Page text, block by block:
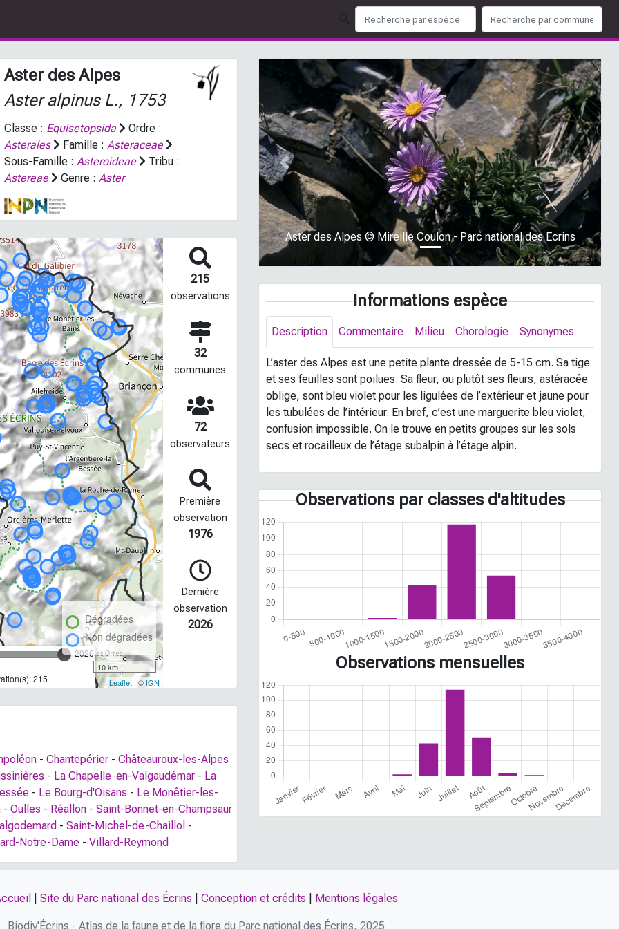
Aster des Alpes
Aster alpinusL., 1753
Classe : Equisetopsida
Ordre :
Asterales
Famille : Asteraceae
Sous-Famille : Asteroideae
Tribu :
Astereae
Genre : Aster
2026
215
Dégradées
Non dégradées
10 km
Leaflet| © IGN
215
observations
32
communes
72
observateurs
Première
observation
1976
Dernière
observation
2026
- Chantepérier - Châteauroux-les-Alpes
- La Chapelle-en-Valgaudémar - La
- Le Bourg-d'Oisans - Le Monêtier-les-
- Oulles - Réallon - Saint-Bonnet-en-Champsaur
- Saint-Michel-de-Chaillol -
Notre-Dame - Villard-Reymond
Aster des Alpes © Mireille Coulon - Parc national des Ecrins
Previous Next
Informations espèce
Description Commentaire Milieu Chorologie Synonymes
L’aster des Alpes est une petite plante dressée de 5-15 cm. Sa tige
et ses feuilles sont poilues. Sa fleur, ou plutôt ses fleurs, astéracée
oblige, sont bleu violet pour les ligulées de l’extérieur et jaune pour
les tubulées de l’intérieur. En bref, c’est une marguerite bleu violet,
confusion impossible. On le trouve en petits groupes sur les sols
secs et rocailleux de l’étage subalpin à l’étage alpin.
Observations par classes d'altitudes
Observations mensuelles
Site du Parc national des Écrins Conception et crédits Mentions légales
Biodiv'Écrins - Atlas de la faune et de la flore du Parc national des Écrins, 2025